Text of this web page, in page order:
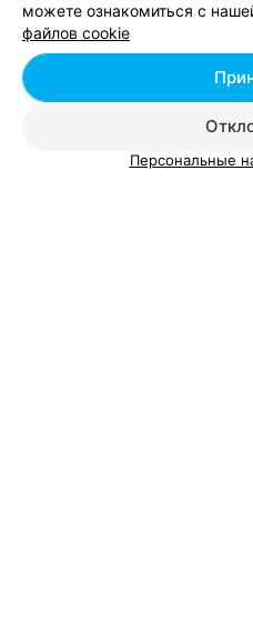
Гипермаркеты в районе
Гипермаркеты в районе
можете ознакомиться с
файлов cookie
Персональные